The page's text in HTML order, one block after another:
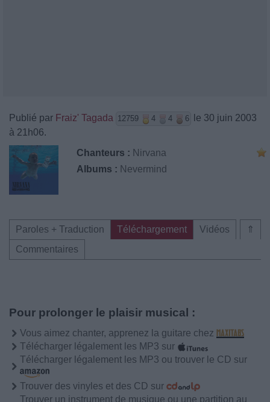
Publié par Fraiz' Tagada 12759 4 4 6
le 30 juin 2003
à 21h06.
Chanteurs : Nirvana
Albums : Nevermind
⇑
Paroles + Traduction Téléchargement
Vidéos
Commentaires
Pour prolonger le plaisir musical :
Vous aimez chanter, apprenez la guitare chez
Télécharger légalement les MP3 sur
Télécharger légalement les MP3 ou trouver le CD sur
Trouver des vinyles et des CD sur
Trouver un instrument de musique ou une partition au